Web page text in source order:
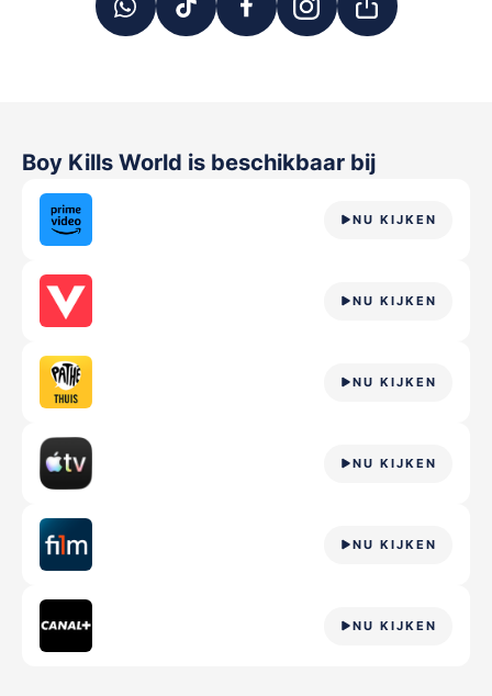
Boy Kills World is beschikbaar bij
NU KIJKEN
NU KIJKEN
NU KIJKEN
NU KIJKEN
NU KIJKEN
NU KIJKEN